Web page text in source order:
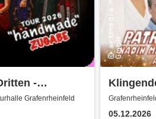
-
2025
Grafenrheinfeld
2026 -
05.12.2026